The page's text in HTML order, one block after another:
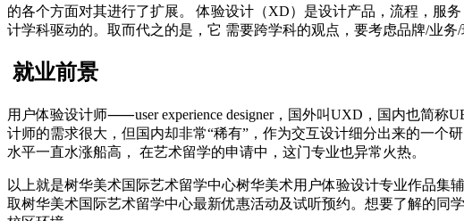
的各个方面对其进行了扩展。 体验设计（XD）是设计产品，流程，服
计学科驱动的。取而代之的是，它 需要跨学科的观点，要考虑品牌/业
就业前景
用户体验设计师⸺user experience designer，国外叫UXD，国内也简称
计师的需求很大，但国内却非常“稀有”，作为交互设计细分出来的一个
水平一直水涨船高， 在艺术留学的申请中，这门专业也异常火热。
以上就是树华美术国际艺术留学中心树华美术用户体验设计专业作品
取树华美术国际艺术留学中心最新优惠活动及试听预约。想要了解的同